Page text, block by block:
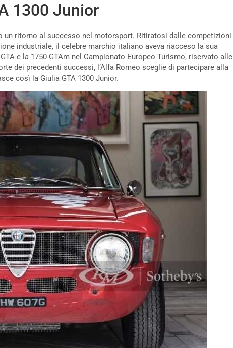
1300 Junior
un ritorno al successo nel motorsport. Ritiratosi dalle competizioni
industriale, il celebre marchio italiano aveva riacceso la sua
e la 1750 GTAm nel Campionato Europeo Turismo, riservato alle
dei precedenti successi, l’Alfa Romeo sceglie di partecipare alla
così la Giulia GTA 1300 Junior.